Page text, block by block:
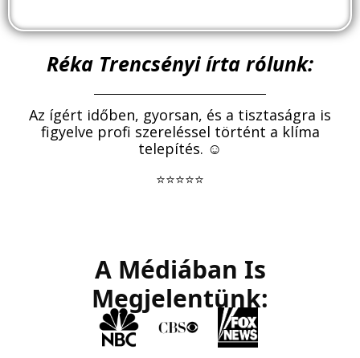
Réka Trencsényi írta rólunk:
Az ígért időben, gyorsan, és a tisztaságra is
figyelve profi szereléssel történt a klíma
telepítés. ☺️
⭐⭐⭐⭐⭐
A Médiában Is
Megjelentünk: